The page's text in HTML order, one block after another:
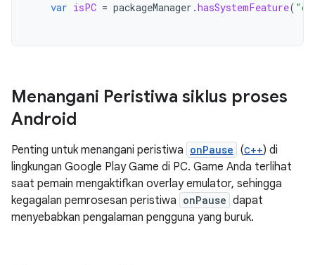
var isPC = packageManager .hasSystemFeature(
Menangani Peristiwa siklus proses
Android
Penting untuk menangani peristiwa onPause (c++) di
lingkungan Google Play Game di PC. Game Anda terlihat
saat pemain mengaktifkan overlay emulator, sehingga
kegagalan pemrosesan peristiwa onPause dapat
menyebabkan pengalaman pengguna yang buruk.